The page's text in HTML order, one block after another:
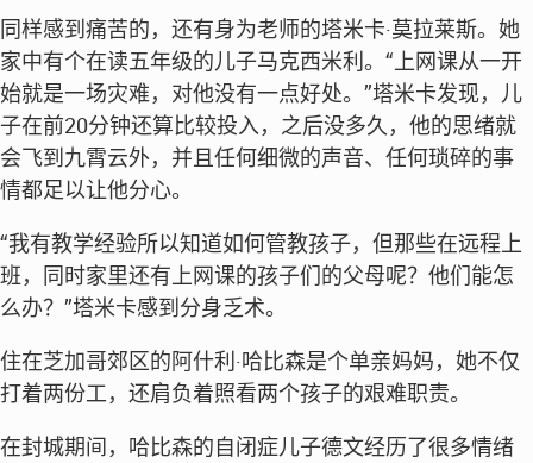
同样感到痛苦的，还有身为老师的塔米卡·莫拉莱斯。她
家中有个在读五年级的儿子马克西米利。“上网课从一开
始就是一场灾难，对他没有一点好处。”塔米卡发现，儿
子在前20分钟还算比较投入，之后没多久，他的思绪就
会飞到九霄云外，并且任何细微的声音、任何琐碎的事
情都足以让他分心。
“我有教学经验所以知道如何管教孩子，但那些在远程上
班，同时家里还有上网课的孩子们的父母呢？他们能怎
么办？”塔米卡感到分身乏术。
住在芝加哥郊区的阿什利·哈比森是个单亲妈妈，她不仅
打着两份工，还肩负着照看两个孩子的艰难职责。
在封城期间，哈比森的自闭症儿子德文经历了很多情绪